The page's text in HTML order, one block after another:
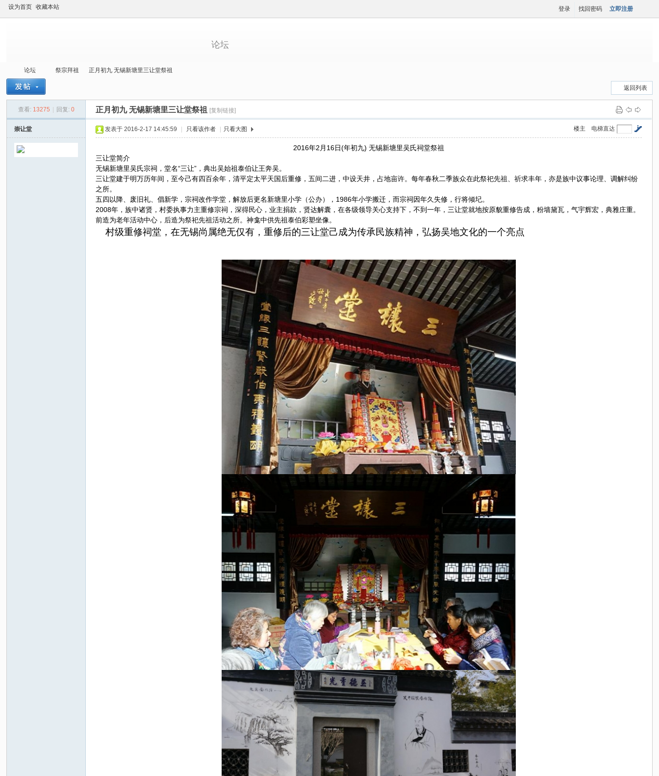
设为首页 收藏本站 登录 找回密码 立即注册
论坛
论坛
› ›
祭宗拜祖 正月初九 无锡新塘里三让堂祭祖
返回列表
查看: 13275 回复: 0 正月初九 无锡新塘里三让堂祭祖 [复制链接]
崇让堂 电梯直达
楼主
发表于 2016-2-17 14:45:59 只看该作者 只看大图
2016年2月16日(年初九) 无锡新塘里吴氏祠堂祭祖
三让堂简介
无锡新塘里吴氏宗祠，堂名“三让”，典出吴始祖泰伯让王奔吴。
三让堂建于明万历年间，至今己有四百余年，清平定太平天国后重修，五间二进，中设天井，占地亩许。每年春秋二季族众在此祭祀先祖、祈求丰年，亦是族中议事论理、调解纠纷
之所。
五四以降、废旧礼、倡新学，宗祠改作学堂，解放后更名新塘里小学（公办），1986年小学搬迁，而宗祠因年久失修，行将倾圮。
2008年，族中诸贤，村委执事力主重修宗祠，深得民心，业主捐款，贤达解囊，在各级领导关心支持下，不到一年，三让堂就地按原貌重修告成，粉墙黛瓦，气宇辉宏，典雅庄重。
前造为老年活动中心，后造为祭祀先祖活动之所。神龛中供先祖泰伯彩塑坐像。
村级重修祠堂，在无锡尚属绝无仅有，重修后的三让堂己成为传承民族精神，弘扬吴地文化的一个亮点